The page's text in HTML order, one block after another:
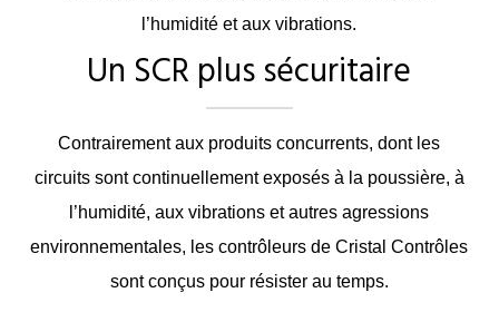
l’humidité et aux vibrations.
Un SCR plus sécuritaire
Contrairement aux produits concurrents, dont les
circuits sont continuellement exposés à la poussière, à
l’humidité, aux vibrations et autres agressions
environnementales, les contrôleurs de Cristal Contrôles
sont conçus pour résister au temps.